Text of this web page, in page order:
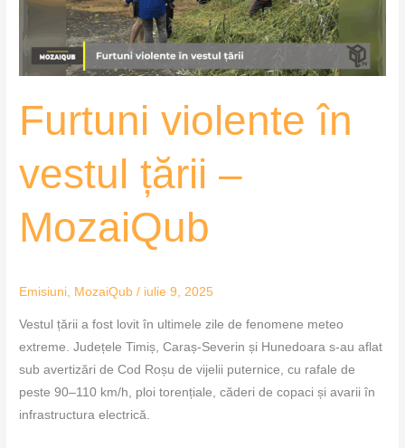
Furtuni violente în
vestul țării –
MozaiQub
Emisiuni, MozaiQub / iulie 9, 2025
Vestul țării a fost lovit în ultimele zile de fenomene meteo
extreme. Județele Timiș, Caraș-Severin și Hunedoara s-au aflat
sub avertizări de Cod Roșu de vijelii puternice, cu rafale de
peste 90–110 km/h, ploi torențiale, căderi de copaci și avarii în
infrastructura electrică.
MozaiQub